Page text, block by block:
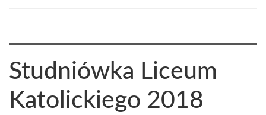
Studniówka Liceum
Katolickiego 2018